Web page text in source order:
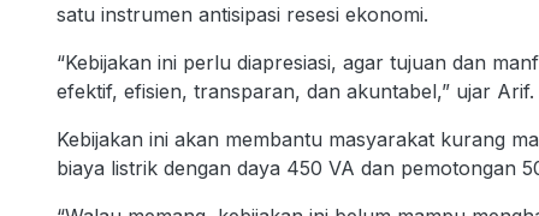
satu instrumen antisipasi resesi ekonomi.
“Kebijakan ini perlu diapresiasi, agar tujuan dan
efektif, efisien, transparan, dan akuntabel,” ujar Arif.
Kebijakan ini akan membantu masyarakat kurang
biaya listrik dengan daya 450 VA dan pemotongan